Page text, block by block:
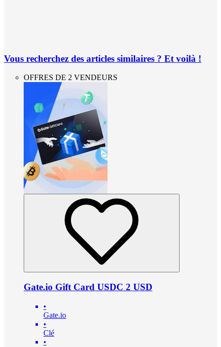
Vous recherchez des articles similaires ? Et voilà !
OFFRES DE 2 VENDEURS
Gate.io Gift Card USDC 2 USD
•
Gate.io
•
Clé
•